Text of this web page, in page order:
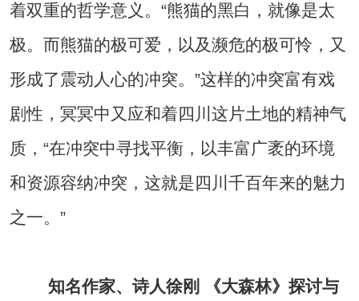
着双重的哲学意义。“熊猫的黑白，就像是太
极。而熊猫的极可爱，以及濒危的极可怜，又
形成了震动人心的冲突。”这样的冲突富有戏
剧性，冥冥中又应和着四川这片土地的精神气
质，“在冲突中寻找平衡，以丰富广袤的环境
和资源容纳冲突，这就是四川千百年来的魅力
之一。”
知名作家、诗人徐刚 《大森林》探讨与